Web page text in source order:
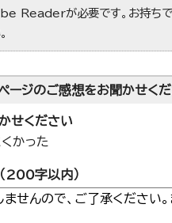
Readerが必要です。お持ち
ージのご感想をお聞かせく
せください
かった
200字以内）